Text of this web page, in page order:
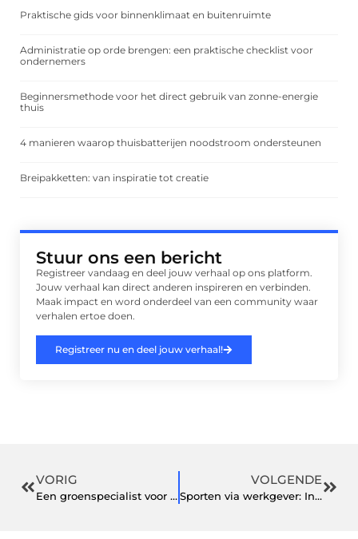
Praktische gids voor binnenklimaat en buitenruimte
Administratie op orde brengen: een praktische checklist voor
ondernemers
Beginnersmethode voor het direct gebruik van zonne-energie
thuis
4 manieren waarop thuisbatterijen noodstroom ondersteunen
Breipakketten: van inspiratie tot creatie
Stuur ons een bericht
Registreer vandaag en deel jouw verhaal op ons platform.
Jouw verhaal kan direct anderen inspireren en verbinden.
Maak impact en word onderdeel van een community waar
verhalen ertoe doen.
Registreer nu en deel jouw verhaal!
VORIG
Een groenspecialist voor tuinaanleg in Limburg
VOLGENDE
Sporten via werkgever: Investeren in de gezondheid en productiviteit van werknemers